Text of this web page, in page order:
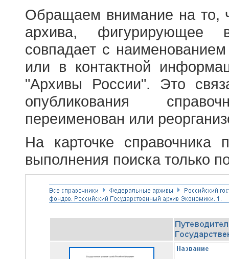
Обращаем внимание на то,
архива, фигурирующее
совпадает с
или в контактной
"Архивы России". Это
опубликования
переименован или
На карточке справочника
выполнения поиска только